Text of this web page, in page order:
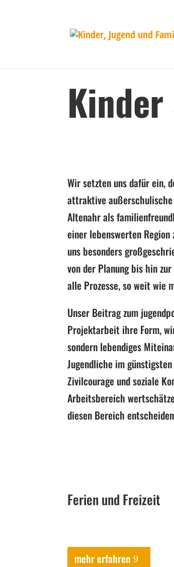
Kinder
Wir setzten uns dafür ein,
attraktive außerschulische
Altenahr als
einer lebenswerten
uns besonders
von der Planung bis hin
alle Prozesse, so weit wie
Unser Beitrag zum
Projektarbeit ihre Form,
sondern lebendiges
Jugendliche im
Zivilcourage und soziale
Arbeitsbereich
diesen Bereich
Ferien und Freizeit
mehr erfahren